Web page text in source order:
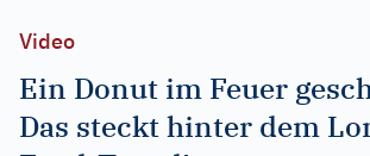
Video
Ein Donut im Feuer
Das steckt hinter dem